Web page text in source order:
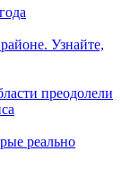
Узнайте,
преодолели
реально